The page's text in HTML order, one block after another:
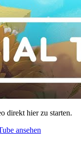
direkt hier zu starten.
ansehen